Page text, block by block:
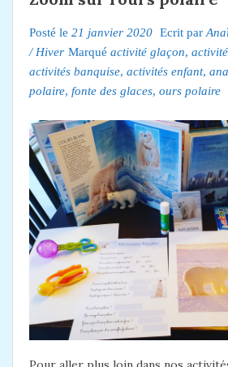
Posté le 21 janvier 2020 Ecrit par
/ Hiver Marqué activité glaçon,
activités banquise, activités enfant,
polaire, fonte des glaces, ours polaire